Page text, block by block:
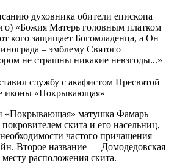
духовника обители епископа
«Божия Матерь головным платком
кого защищает Богомладенца, а Он
– эмблему Святого
не страшны никакие невзгоды...»
службу с акафистом Пресвятой
иконы «Покрывающая»
«Покрывающая» матушка Фамарь
скита и его насельниц,
частого причащения
Второе название — Домодедовская
расположения скита.